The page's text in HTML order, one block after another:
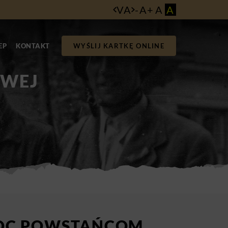
VA -A+ A A
KONTAKT WYŚLIJ KARTKĘ ONLINE